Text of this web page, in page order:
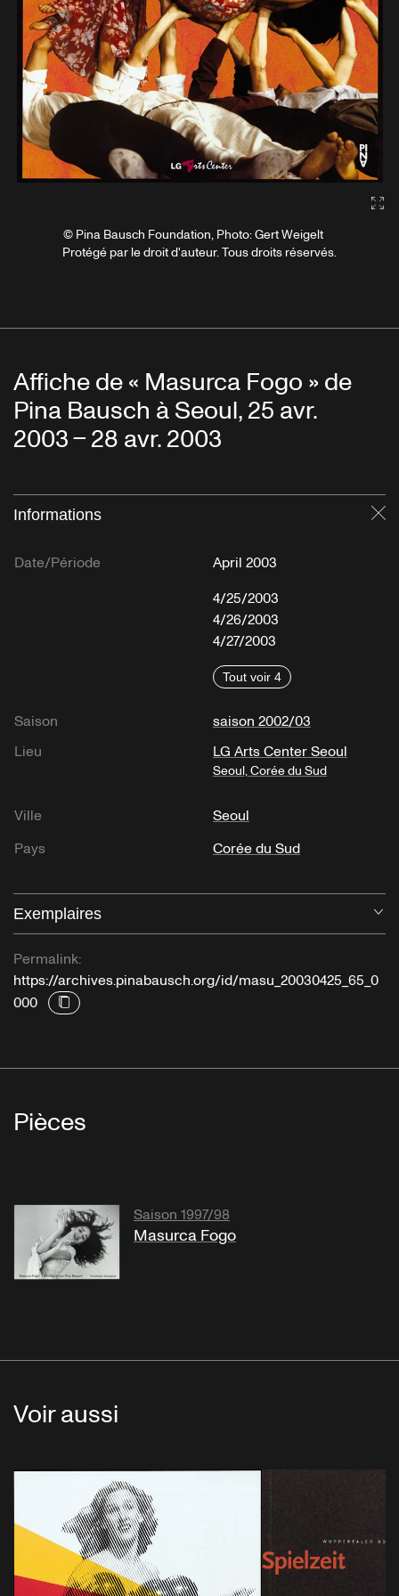
© Pina Bausch Foundation, Photo: Gert Weigelt
Protégé par le droit d'auteur. Tous droits réservés.
Affiche de « Masurca Fogo » de
Pina Bausch à Seoul, 25 avr.
2003 – 28 avr. 2003
Informations
Date/Période
April 2003
4/25/2003
4/26/2003
4/27/2003
Tout voir 4
Saison
saison 2002/03
Lieu
LG Arts Center Seoul
Seoul, Corée du Sud
Ville
Seoul
Pays
Corée du Sud
Exemplaires
Permalink:
https://archives.pinabausch.org/id/masu_20030425_65_0
000
Pièces
Saison 1997/98
Masurca Fogo
Voir aussi